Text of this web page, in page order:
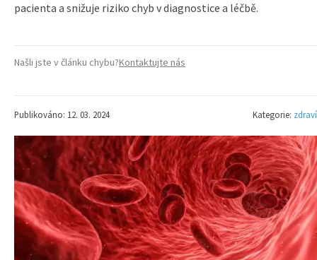
pacienta a snižuje riziko chyb v diagnostice a léčbě.
Našli jste v článku chybu?Kontaktujte nás
Publikováno: 12. 03. 2024 Kategorie: zdraví